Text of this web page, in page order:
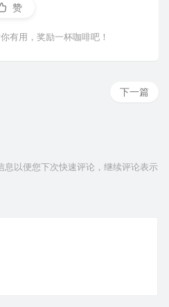
赞
有用，奖励一杯咖啡吧！
下一篇
息以便您下次快速评论，继续评论表示